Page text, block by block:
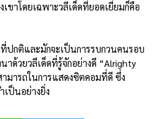
ขาโดยเฉพาะวลีเด็ดที่ยอดเยี่ยมก็คือ
ปกติและมักจะเป็นการรบกวนคนรอบ
าด้วยวลีเด็ดที่รู้จักอย่างดี “Alrighty
มารถในการแสดงซิตคอมที่ดี ซึ่ง
ป็นอย่างยิ่ง